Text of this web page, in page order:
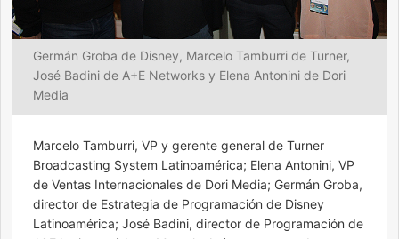
Germán Groba de Disney, Marcelo Tamburri de Turner,
José Badini de A+E Networks y Elena Antonini de Dori
Media
Marcelo Tamburri, VP y gerente general de Turner
Broadcasting System Latinoamérica; Elena Antonini, VP
de Ventas Internacionales de Dori Media; Germán Groba,
director de Estrategia de Programación de Disney
Latinoamérica; José Badini, director de Programación de